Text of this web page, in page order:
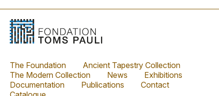
The Foundation
Ancient Tapestry Collection
The Modern Collection
News
Exhibitions
Documentation
Publications
Contact